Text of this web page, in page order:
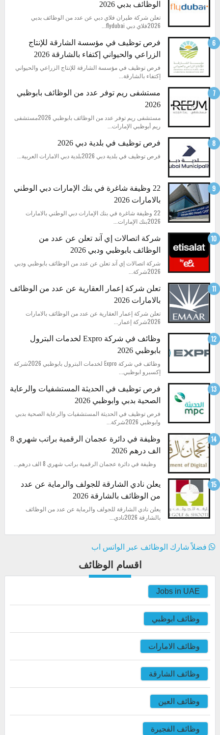
الوظائف بدبي 2026
تعلن شركة طيران فلاي دبي عن عدد من الوظائف بدبي
2026فلاي دبي flydubai...
فرص توظيف في مؤسسة الشارقة للإنتاج
الزراعي والحيواني إكتفاء بالشارقة 2026
فرص توظيف في مؤسسة الشارقة للإنتاج الزراعي والحيواني
إكتفاء بالشارقة...
مستشفى ريم توفر عدد من الوظائف بابوظبي
2026
مستشفى ريم توفر عدد من الوظائف بابوظبي 2026مستشفى
ريم أبوظبي الإمارات...
فرص توظيف في بلدية دبي 2026
فرص توظيف في بلدية دبي 2026بلدية دبي الامارات العربية...
22 وظيفة شاغرة في بنك الإمارات دبي الوطني
بالامارات 2026
22 وظيفة شاغرة في بنك الإمارات دبي الوطني بالامارات
2026بنك الإمارات...
شركة اتصالات إي آند تعلن عن عدد من
الوظائف بابوظبي ودبي 2026
شركة اتصالات إي آند تعلن عن عدد من الوظائف بابوظبي ودبي
2026شركة...
تعلن شركة إعمار العقارية عن عدد من الوظائف
بالامارات 2026
تعلن شركة إعمار العقارية عن عدد من الوظائف بالامارات
2026شركة إعمار...
وظائف في شركة Expro لخدمات البترول
بابوظبي 2026
وظائف في شركة Expro لخدمات البترول بابوظبي 2026شركة
إكسبرو ابوظبي...
فرص توظيف في الحديثة المستشفيات والرعاية
الصحية بدبي وابوظبي 2026
فرص توظيف في الحديثة المستشفيات والرعاية الصحية بدبي
وابوظبي 2026شركة...
وظيفة في دائرة عجمان الرقمية براتب شهري 8
الف درهم 2026
وظيفة في دائرة عجمان الرقمية براتب شهري 8 الف درهم...
يعلن نادي الشارقة للجولف والرماية عن عدد
من الوظائف بالشارقة 2026
يعلن نادي الشارقة للجولف والرماية عن عدد من الوظائف
بالشارقة 2026نادي...
فضلاً شارك الوظائف عبر الواتس اب
اقسام الوظائف
Jobs in UAE
وظائف ابوظبي
وظائف الامارات
وظائف الشارقة
وظائف العين
وظائف الفجيرة